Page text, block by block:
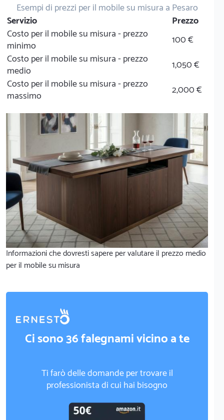
Esempi di prezzi per il mobile su misura a Pesaro
Servizio
Prezzo
Costo per il mobile su misura - prezzo
minimo
100 €
Costo per il mobile su misura - prezzo
medio
1,050 €
Costo per il mobile su misura - prezzo
massimo
2,000 €
Informazioni che dovresti sapere per valutare il prezzo medio
per il mobile su misura
Ci sono 36 falegnami vicino a te
Ti farò delle domande per trovare il
professionista di cui hai bisogno